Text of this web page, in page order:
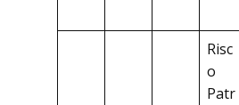
Risc
o
Patr